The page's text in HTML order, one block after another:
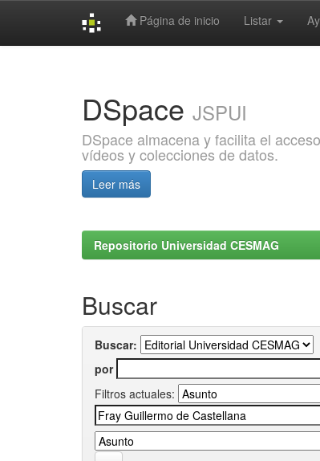
Página de inicio Listar
DSpace JSPUI
DSpace almacena y facilita el
vídeos y colecciones de datos.
Leer más
Repositorio Universidad CESMAG
Buscar
Buscar:
por
Filtros actuales: